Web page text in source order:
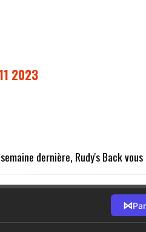
2023
dernière, Rudy's Back
⋈